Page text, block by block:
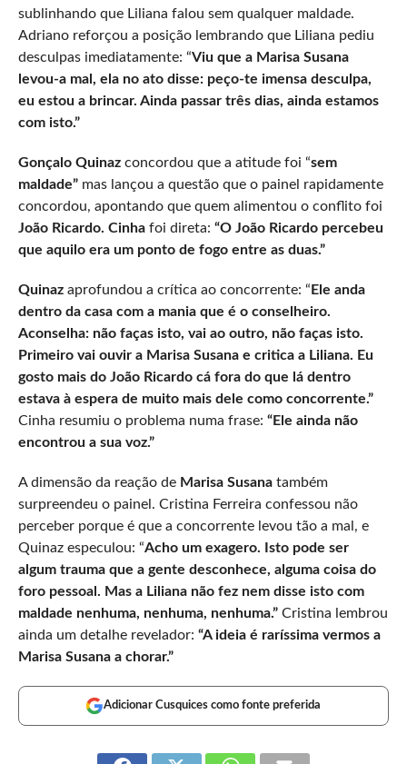
sublinhando que Liliana falou sem qualquer maldade.
Adriano reforçou a posição lembrando que Liliana pediu
desculpas imediatamente: “Viu que a Marisa Susana
levou-a mal, ela no ato disse: peço-te imensa desculpa,
eu estou a brincar. Ainda passar três dias, ainda estamos
com isto.”
Gonçalo Quinazconcordou que a atitude foi “sem
maldade”mas lançou a questão que o painel rapidamente
concordou, apontando que quem alimentou o conflito foi
João Ricardo. Cinhafoi direta: “O João Ricardo percebeu
que aquilo era um ponto de fogo entre as duas.”
Quinaz aprofundou a crítica ao concorrente: “ Ele anda
dentro da casa com a mania que é o conselheiro.
Aconselha: não faças isto, vai ao outro, não faças isto.
Primeiro vai ouvir a Marisa Susana e critica a Liliana. Eu
gosto mais do João Ricardo cá fora do que lá dentro
estava à espera de muito mais dele como concorrente.”
Cinha resumiu o problema numa frase: “Ele ainda não
encontrou a sua voz.”
A dimensão da reação de Marisa Susanatambém
surpreendeu o painel. Cristina Ferreira confessou não
perceber porque é que a concorrente levou tão a mal, e
Quinaz especulou: “Acho um exagero. Isto pode ser
algum trauma que a gente desconhece, alguma coisa do
foro pessoal. Mas a Liliana não fez nem disse isto com
maldade nenhuma, nenhuma, nenhuma.”Cristina lembrou
ainda um detalhe revelador: “A ideia é raríssima vermos a
Marisa Susana a chorar.”
Adicionar Cusquices como fonte preferida